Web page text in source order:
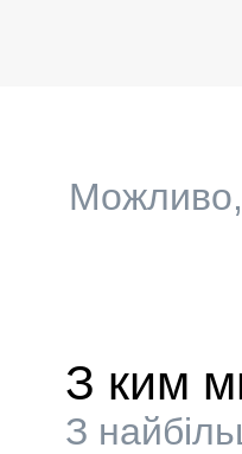
Можливо,
З ким
З